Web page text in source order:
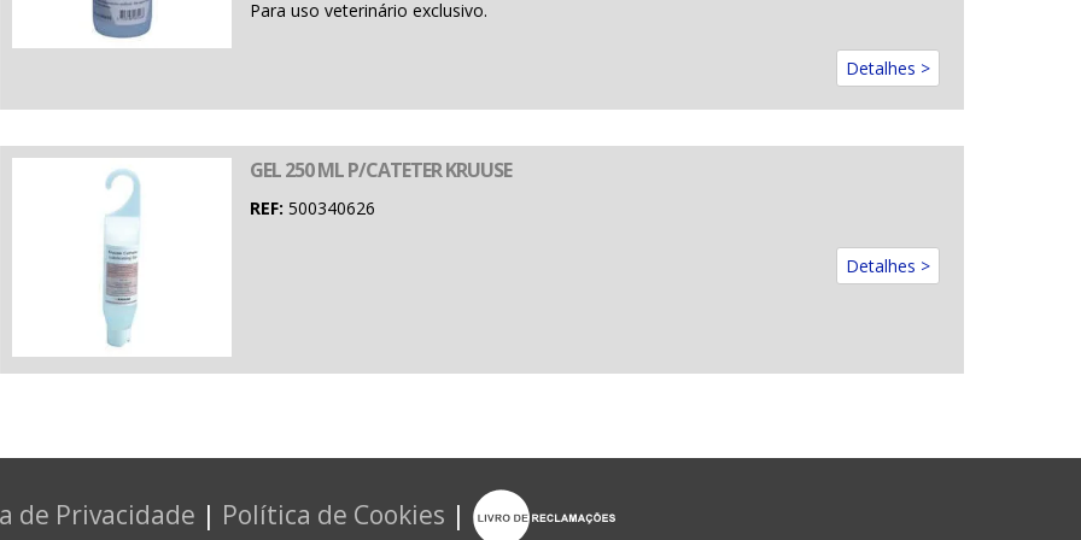
Para uso veterinário exclusivo.
Detalhes >
GEL 250 ML P/CATETER KRUUSE
REF: 500340626
Detalhes >
de Privacidade | Política de Cookies |